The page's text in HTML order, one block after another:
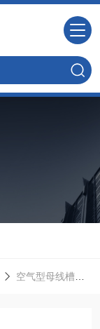
空气型母线槽供应